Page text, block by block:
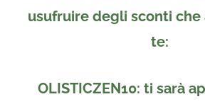
usufruire degli sconti
te:
OLISTICZEN10: ti sarà